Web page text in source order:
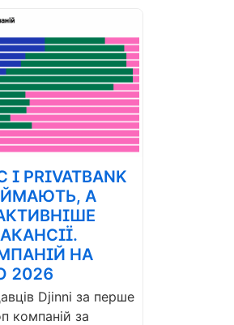
І PRIVATBANK
А
НА
2026
Djinni за перше
компаній за